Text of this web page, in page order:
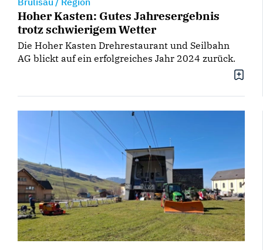
Hoher Kasten: Gutes Jahresergebnis
trotz schwierigem Wetter
Die Hoher Kasten Drehrestaurant und Seilbahn
AG blickt auf ein erfolgreiches Jahr 2024 zurück.